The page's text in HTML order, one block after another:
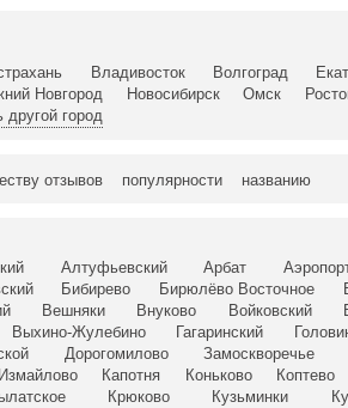
Владивосток Волгоград
Новгород
Новосибирск Омск
другой город
отзывов популярности названию
Алтуфьевский Арбат
Бибирево Бирюлёво Восточное
Вешняки Внуково Войковский
Выхино-Жулебино
Гагаринский
Дорогомилово Замоскворечье
Капотня Коньково Коптево
Крюково Кузьминки